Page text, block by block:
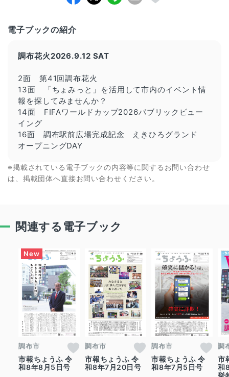
電子ブックの紹介
調布花火2026.9.12 SAT
2面 第41回調布花火
13面 「ちょみっと」を活用して市内のイベント情
報を探してみませんか？
14面 FIFAワールドカップ2026パブリックビュー
イング
16面 調布駅前広場完成記念 えきひろグランド
オープニングDAY
※掲載されている電子ブックの内容等に関するお問い合わせ
は、掲載団体へ直接お問い合わせください。
関連する電子ブック
調布市
市報ちょうふ 令
和8年8月5日号
調布市
市報ちょうふ 令
和8年7月20日号
調布市
市報ちょうふ 令
和8年7月5日号
調
市
和